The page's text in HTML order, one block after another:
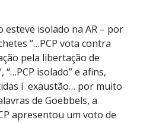
esteve isolado na AR – por
“…PCP vota contra
pela libertação de
isolado” e afins,
í exaustão… por muito
de Goebbels, a
apresentou um voto de